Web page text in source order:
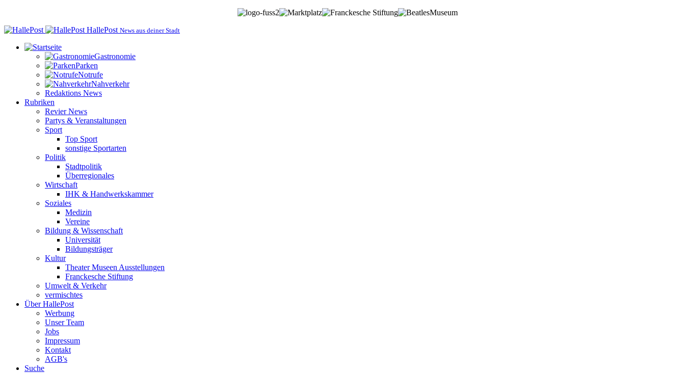
HallePost News aus deiner Stadt
Gastronomie
Parken
Notrufe
Nahverkehr
Redaktions News
Rubriken
Revier News
Partys & Veranstaltungen
Sport
Top Sport
sonstige Sportarten
Politik
Stadtpolitik
Überregionales
Wirtschaft
IHK & Handwerkskammer
Soziales
Medizin
Vereine
Bildung & Wissenschaft
Universität
Bildungsträger
Kultur
Theater Museen Ausstellungen
Franckesche Stiftung
Umwelt & Verkehr
vermischtes
Über HallePost
Werbung
Unser Team
Jobs
Impressum
Kontakt
AGB's
Suche